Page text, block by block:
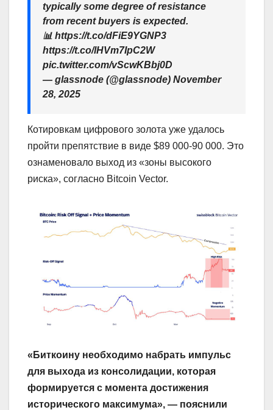
typically some degree of resistance
from recent buyers is expected.
📊 https://t.co/dFiE9YGNP3
https://t.co/lHVm7IpC2W
pic.twitter.com/vScwKBbj0D
— glassnode (@glassnode) November
28, 2025
Котировкам цифрового золота уже удалось
пройти препятствие в виде $89 000-90 000. Это
ознаменовало выход из «зоны высокого
риска», согласно Bitcoin Vector.
«Биткоину необходимо набрать импульс
для выхода из консолидации, которая
формируется с момента достижения
исторического максимума», — пояснили